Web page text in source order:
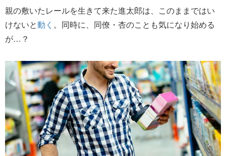
親の敷いたレールを生きて来た進太郎は、このままではい
けないと動く 。同時に、同僚・杏のことも気になり始める
が…？